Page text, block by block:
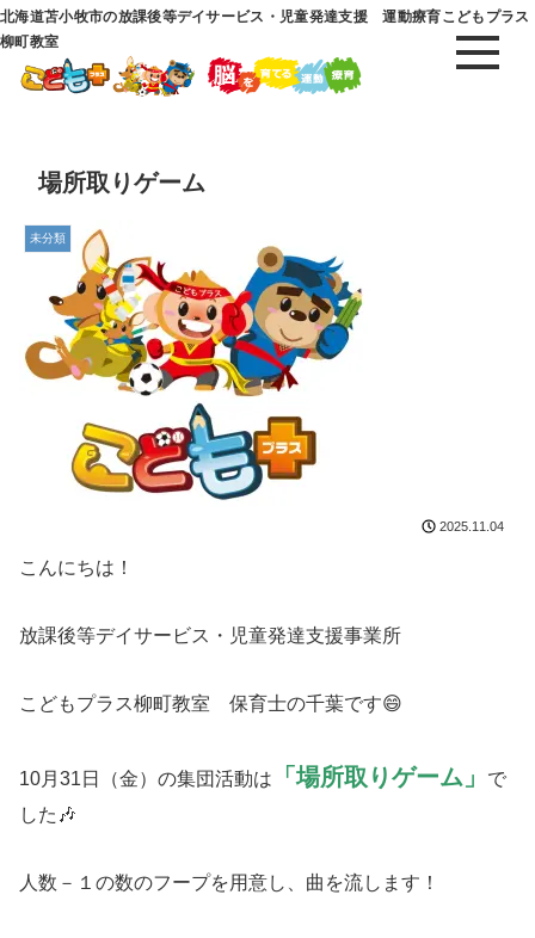
北海道苫小牧市の放課後等デイサービス・児童発達支援 運動療育こどもプラス
柳町教室
場所取りゲーム
未分類
2025.11.04
こんにちは！
放課後等デイサービス・児童発達支援事業所
こどもプラス柳町教室 保育士の千葉です😄
10月31日（金）の集団活動は 「場所取りゲーム」
で
した🎶
人数－１の数のフープを用意し、曲を流します！